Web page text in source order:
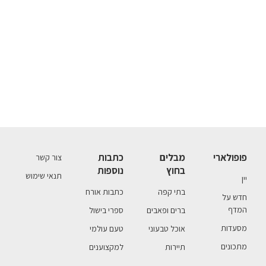
פופולארי
יין
חדש על
המדף
מסעדות
מתכונים
מבלים
בחוץ
בתי קפה
ברים ופאבים
אוכל טבעוני
תיירות
כתבות
נוספות
כתבות אורח
ספרי בישול
טעם עולמי
למקצוענים
צור קשר
תנאי שימוש